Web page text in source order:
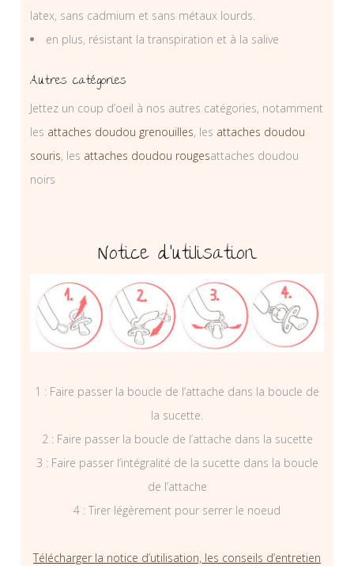
latex, sans cadmium et sans métaux lourds.
en plus, résistant la transpiration et à la salive
Autres catégories
Jettez un coup d’oeil à nos autres catégories, notamment
les attaches doudou grenouilles, les attaches doudou
souris, les attaches doudou rougesattaches doudou
noirs
Notice d’utilisation
1 : Faire passer la boucle de l’attache dans la boucle de
la sucette.
2 : Faire passer la boucle de l’attache dans la sucette
3 : Faire passer l’intégralité de la sucette dans la boucle
de l’attache
4 : Tirer légèrement pour serrer le noeud
Télécharger la notice d’utilisation, les conseils d’entretien